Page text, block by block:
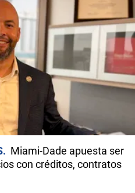
Miami-Dade apuesta ser
con créditos, contratos